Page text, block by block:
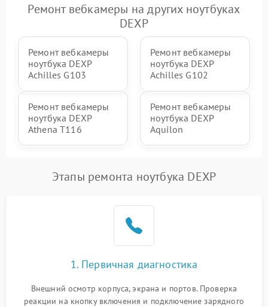
Ремонт вебкамеры на других ноутбуках
DEXP
Ремонт вебкамеры
ноутбука DEXP
Achilles G103
Ремонт вебкамеры
ноутбука DEXP
Achilles G102
Ремонт вебкамеры
ноутбука DEXP
Athena T116
Ремонт вебкамеры
ноутбука DEXP
Aquilon
Этапы ремонта ноутбука DEXP
1. Первичная диагностика
Внешний осмотр корпуса, экрана и портов. Проверка
реакции на кнопку включения и подключение зарядного